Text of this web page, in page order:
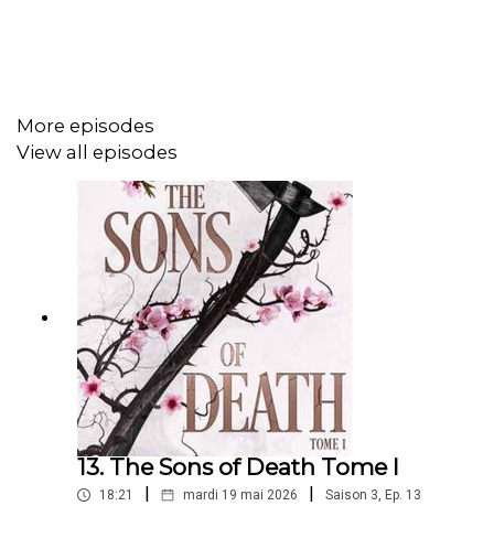
More episodes
View all episodes
13. The Sons of Death Tome I
18:21 mardi 19 mai 2026 Saison 3, Ep. 13